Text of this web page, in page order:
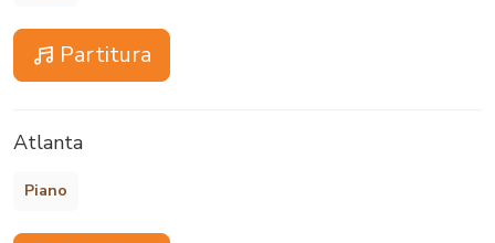
Partitura
Atlanta
Piano